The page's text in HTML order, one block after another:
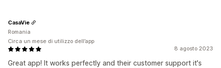
8 agosto 2023
Great app! It works perfectly and their customer support it's
CasaVie
Romania
Circa un mese di utilizzo dell’app